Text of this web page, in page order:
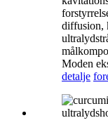
diffusion,
Moden
detalje